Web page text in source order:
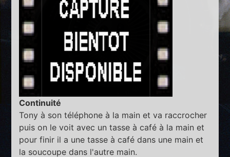
Continuité
Tony à son téléphone à la main et va raccrocher
puis on le voit avec un tasse à café à la main et
pour finir il a une tasse à café dans une main et
la soucoupe dans l'autre main.